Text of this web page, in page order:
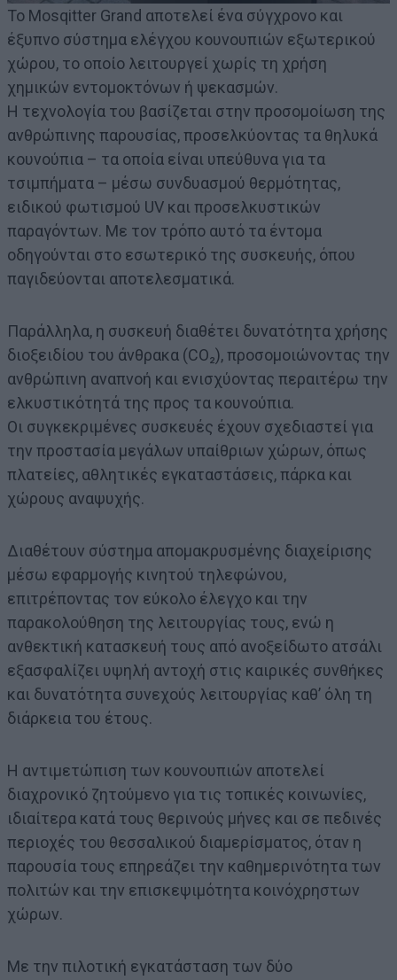
Το Mosqitter Grand αποτελεί ένα σύγχρονο και
έξυπνο σύστημα ελέγχου κουνουπιών εξωτερικού
χώρου, το οποίο λειτουργεί χωρίς τη χρήση
χημικών εντομοκτόνων ή ψεκασμών.
Η τεχνολογία του βασίζεται στην προσομοίωση της
ανθρώπινης παρουσίας, προσελκύοντας τα θηλυκά
κουνούπια – τα οποία είναι υπεύθυνα για τα
τσιμπήματα – μέσω συνδυασμού θερμότητας,
ειδικού φωτισμού UV και προσελκυστικών
παραγόντων. Με τον τρόπο αυτό τα έντομα
οδηγούνται στο εσωτερικό της συσκευής, όπου
παγιδεύονται αποτελεσματικά.
Παράλληλα, η συσκευή διαθέτει δυνατότητα χρήσης
διοξειδίου του άνθρακα (CO₂), προσομοιώνοντας την
ανθρώπινη αναπνοή και ενισχύοντας περαιτέρω την
ελκυστικότητά της προς τα κουνούπια.
Οι συγκεκριμένες συσκευές έχουν σχεδιαστεί για
την προστασία μεγάλων υπαίθριων χώρων, όπως
πλατείες, αθλητικές εγκαταστάσεις, πάρκα και
χώρους αναψυχής.
Διαθέτουν σύστημα απομακρυσμένης διαχείρισης
μέσω εφαρμογής κινητού τηλεφώνου,
επιτρέποντας τον εύκολο έλεγχο και την
παρακολούθηση της λειτουργίας τους, ενώ η
ανθεκτική κατασκευή τους από ανοξείδωτο ατσάλι
εξασφαλίζει υψηλή αντοχή στις καιρικές συνθήκες
και δυνατότητα συνεχούς λειτουργίας καθ’ όλη τη
διάρκεια του έτους.
Η αντιμετώπιση των κουνουπιών αποτελεί
διαχρονικό ζητούμενο για τις τοπικές κοινωνίες,
ιδιαίτερα κατά τους θερινούς μήνες και σε πεδινές
περιοχές του θεσσαλικού διαμερίσματος, όταν η
παρουσία τους επηρεάζει την καθημερινότητα των
πολιτών και την επισκεψιμότητα κοινόχρηστων
χώρων.
Με την πιλοτική εγκατάσταση των δύο